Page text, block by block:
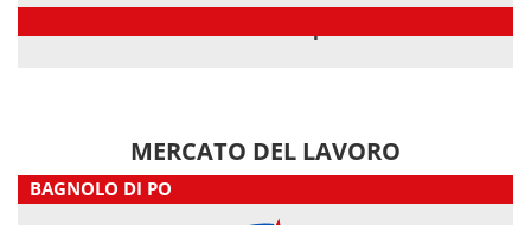
MERCATO DEL LAVORO
BAGNOLO DI PO